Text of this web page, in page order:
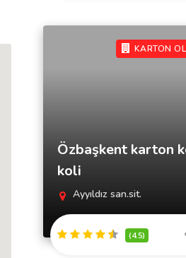
KARTON
Özbaşkent karton
koli
Ayyıldız san.sit.
(4.5)